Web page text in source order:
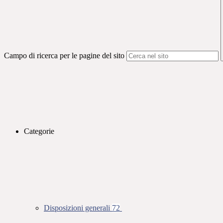
Campo di ricerca per le pagine del sito
Categorie
Disposizioni generali 72